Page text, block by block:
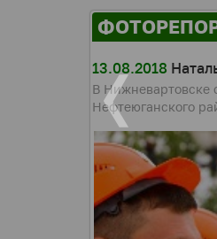
13.08.2018
В Нижневартовске
Нефтеюганского